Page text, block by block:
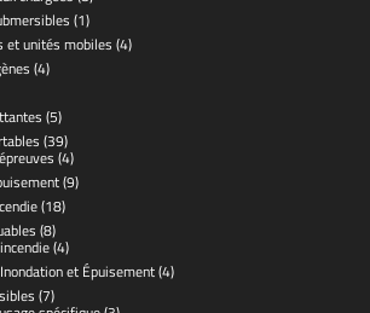
(1)
et unités mobiles (4)
(4)
(5)
(39)
(4)
(9)
(18)
(8)
(4)
et Épuisement(4)
(7)